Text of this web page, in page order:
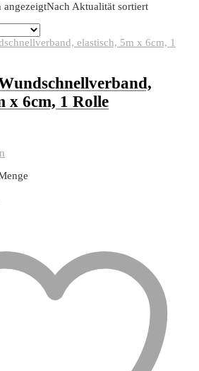
angezeigtNach Aktualität sortiert
x 6cm, 1 Rolle